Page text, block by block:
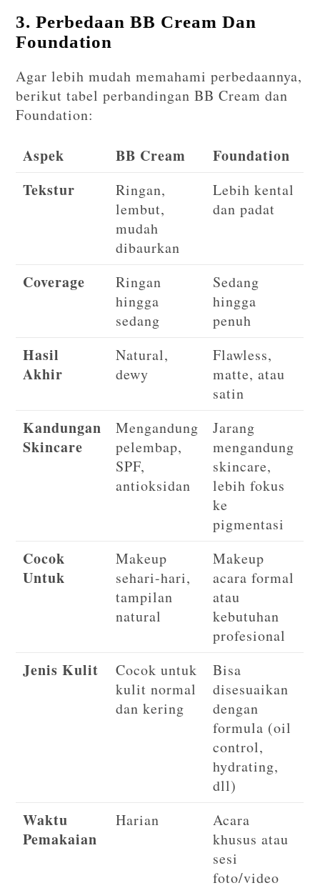
3. Perbedaan BB Cream Dan
Foundation
Agar lebih mudah memahami perbedaannya,
berikut tabel perbandingan BB Cream dan
Foundation:
Aspek BB Cream
Foundation
Tekstur
Ringan,
lembut,
mudah
dibaurkan
Lebih kental
dan padat
Coverage
Ringan
hingga
sedang
Sedang
hingga
penuh
Hasil
Akhir
Natural,
dewy
Flawless,
matte, atau
satin
Kandungan
Skincare
Mengandung
pelembap,
SPF,
antioksidan
Jarang
mengandung
skincare,
lebih fokus
ke
pigmentasi
Cocok
Untuk
Makeup
sehari-hari,
tampilan
natural
Makeup
acara formal
atau
kebutuhan
profesional
Jenis Kulit
Cocok untuk
kulit normal
dan kering
Bisa
disesuaikan
dengan
formula (oil
control,
hydrating,
dll)
Waktu
Pemakaian
Harian
Acara
khusus atau
sesi
foto/video